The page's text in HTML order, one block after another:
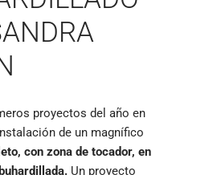
proyectos del año en
de un magnífico
con zona de tocador, en
Un proyecto